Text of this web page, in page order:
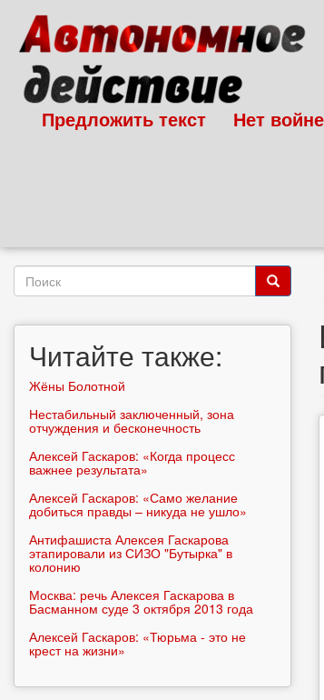
основному
содержанию
Предложить текст Нет
Форма
Читайте также:
Жёны Болотной
Нестабильный заключенный, зона
отчуждения и бесконечность
Алексей Гаскаров: «Когда процесс
важнее результата»
Алексей Гаскаров: «Само желание
добиться правды – никуда не ушло»
Антифашиста Алексея Гаскарова
этапировали из СИЗО "Бутырка" в
колонию
Москва: речь Алексея Гаскарова в
Басманном суде 3 октября 2013 года
Алексей Гаскаров: «Тюрьма - это не
крест на жизни»